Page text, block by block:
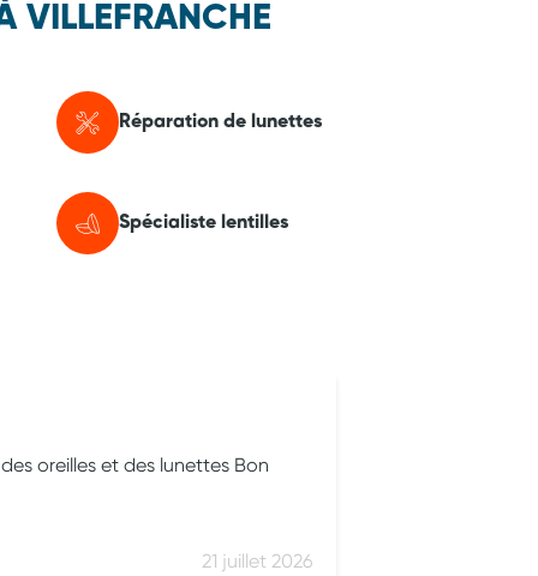
VILLEFRANCHE
Réparation de lunettes
Spécialiste lentilles
21 juillet 2026
oreilles et des lunettes Bon